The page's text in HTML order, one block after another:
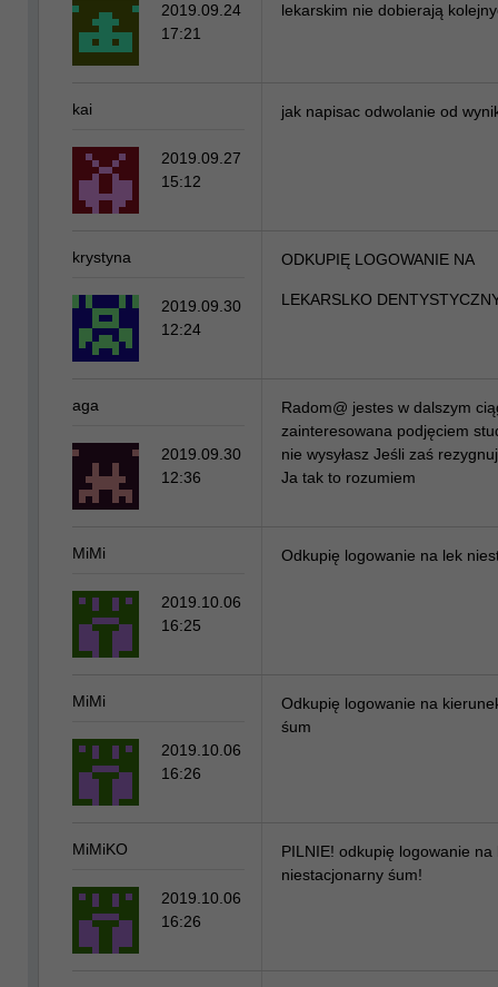
lekarskim nie dobierają
2019.09.24
17:21
jak napisac odwolanie od
kai
2019.09.27
15:12
ODKUPIĘ LOGOWANIE NA
LEKARSLKO
krystyna
2019.09.30
12:24
Radom@ jestes w dalszym
zainteresowana podjęciem
nie wysyłasz Jeśli zaś
Ja tak to rozumiem
aga
2019.09.30
12:36
Odkupię logowanie na lek
MiMi
2019.10.06
16:25
Odkupię logowanie na
śum
MiMi
2019.10.06
16:26
PILNIE! odkupię logowanie
niestacjonarny śum!
MiMiKO
2019.10.06
16:26